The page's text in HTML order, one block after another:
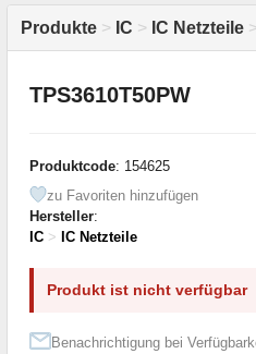
Produkte > IC > IC Netzteile >
TPS3610T50PW
Produktcode: 154625
zu Favoriten hinzufügen
Hersteller:
IC > IC Netzteile
Produkt ist nicht verfügbar
Benachrichtigung bei